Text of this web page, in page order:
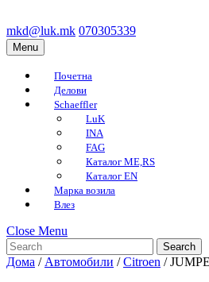
to
content
Skip
mkd@luk.mkmkd@luk.mk
070305339070305339
MenuMenu
Почетна
Делови
Schaeffler
LuK
INA
FAG
Каталог ME,RS
Каталог EN
Марка возила
Влез
Close Menu
Search
for:
Дома / Автомобили /Citroen /